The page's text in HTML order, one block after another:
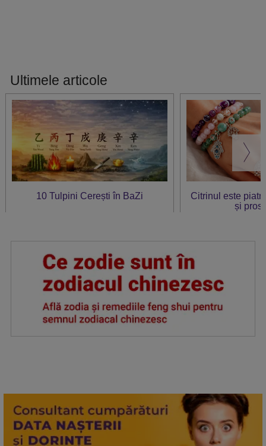
Ultimele articole
10 Tulpini Cerești în BaZi
Citrinul este
și